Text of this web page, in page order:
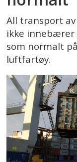
All transport
ikke innebærer
som normalt
luftfartøy.